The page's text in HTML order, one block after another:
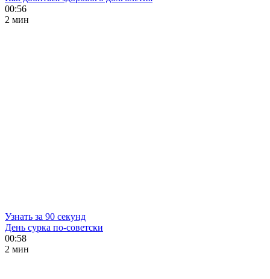
00:56
2 мин
Узнать за 90 секунд
День сурка по-советски
00:58
2 мин